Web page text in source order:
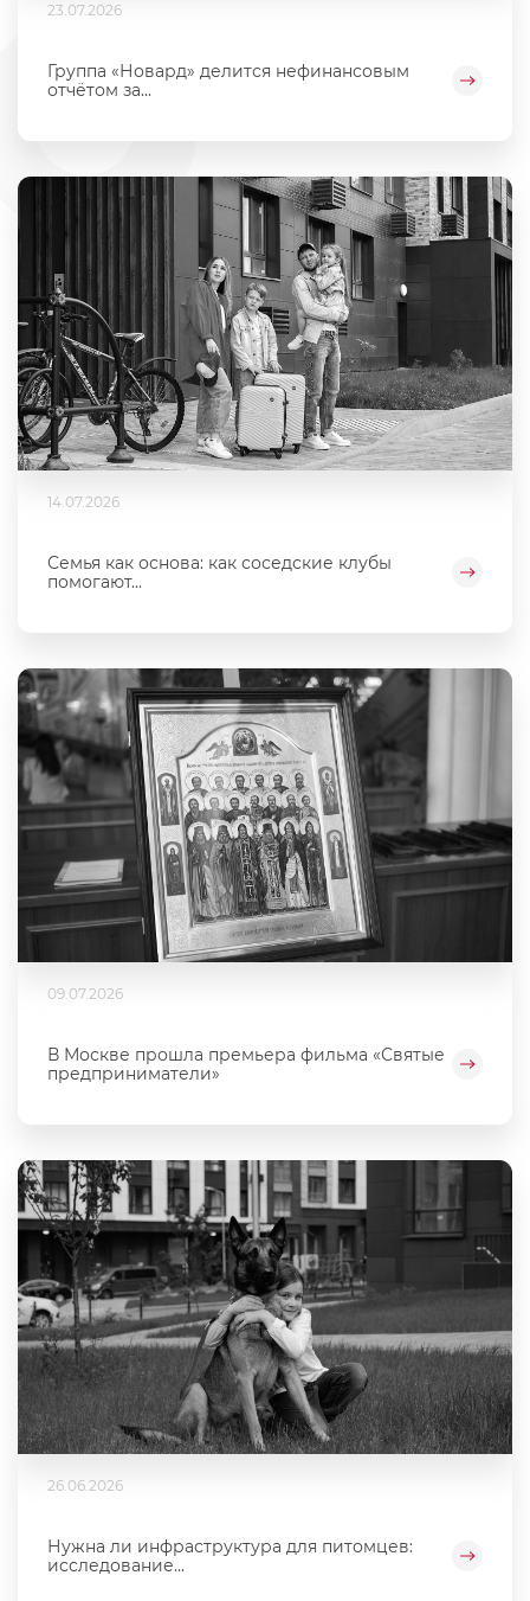
23.07.2026
Группа «Новард» делится нефинансовым
отчётом за...
14.07.2026
Семья как основа: как соседские клубы
помогают...
09.07.2026
В Москве прошла премьера фильма «Святые
предприниматели»
26.06.2026
Нужна ли инфраструктура для питомцев:
исследование...